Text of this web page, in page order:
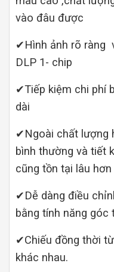
vào đâu được
✔Hình ảnh rõ ràng
DLP 1- chip
✔Tiếp kiệm chi phí
dài
✔Ngoài chất lượng
bình thường và tiết
cũng tồn tại lâu
✔Dễ dàng điều
bằng tính năng góc
✔Chiếu đồng thời
khác nhau.